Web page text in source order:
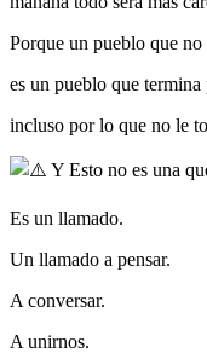
Porque un pueblo que no
es un pueblo que
incluso por lo que no le
Y Esto no es una
Es un llamado.
Un llamado a pensar.
A conversar.
A unirnos.